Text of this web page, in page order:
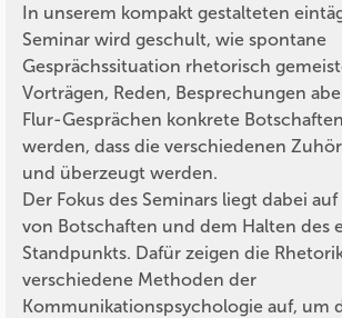
In unserem kompakt gestalteten
Seminar wird geschult, wie spontane
Gesprächssituation rhetorisch
Vorträgen, Reden, Besprechungen
Flur-Gesprächen konkrete
werden, dass die verschiedenen
und überzeugt werden.
Der Fokus des Seminars liegt dabei
von Botschaften und dem Halten des
Standpunkts. Dafür zeigen die
verschiedene Methoden der
Kommunikationspsychologie auf, um